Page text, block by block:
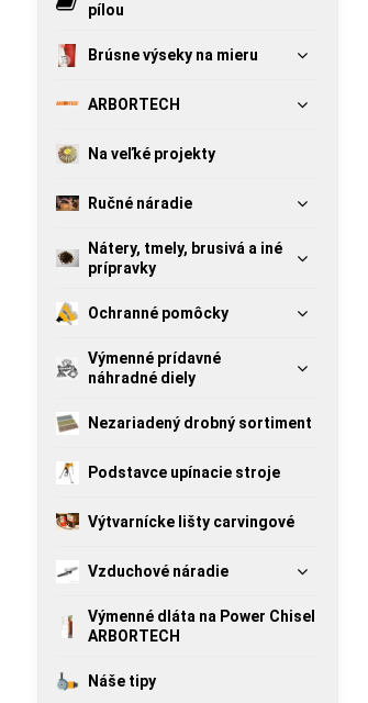
pílou
Brúsne výseky na mieru
ARBORTECH
Na veľké projekty
Ručné náradie
Nátery, tmely, brusivá a iné
prípravky
Ochranné pomôcky
Výmenné prídavné
náhradné diely
Nezariadený drobný sortiment
Podstavce upínacie stroje
Výtvarnícke lišty carvingové
Vzduchové náradie
Výmenné dláta na Power Chisel
ARBORTECH
Náše tipy